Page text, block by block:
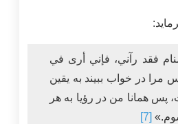
فقد رآني، فإني أرى في
در خواب ببیند به یقین
پس همانا من در رؤیا به هر
[7]